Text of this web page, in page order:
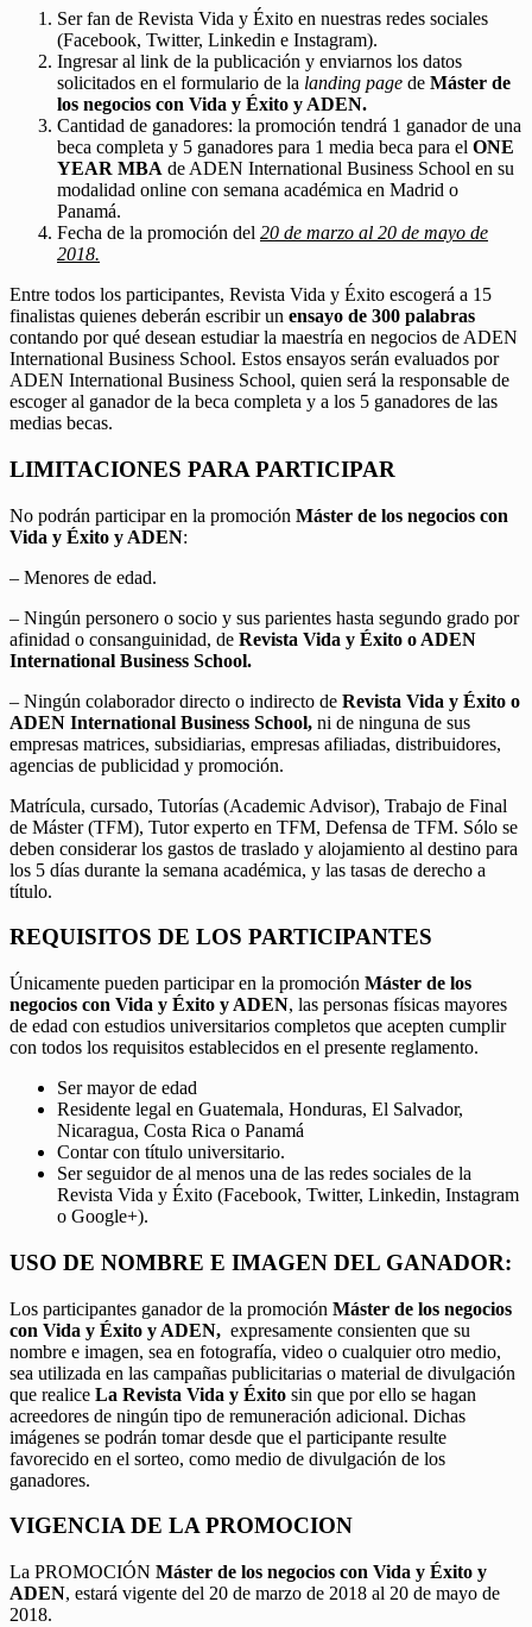
Ser fan de Revista Vida y Éxito en nuestras redes sociales
(Facebook, Twitter, Linkedin e Instagram).
Ingresar al link de la publicación y enviarnos los datos
solicitados en el formulario de la landing page de Máster de
los negocios con Vida y Éxito y ADEN.
Cantidad de ganadores: la promoción tendrá 1 ganador de una
beca completa y 5 ganadores para 1 media beca para el ONE
YEAR MBA de ADEN International Business School en su
modalidad online con semana académica en Madrid o
Panamá.
Fecha de la promoción del 20 de marzo al 20 de mayo de
2018.
Entre todos los participantes, Revista Vida y Éxito escogerá a 15
finalistas quienes deberán escribir un ensayo de 300 palabras
contando por qué desean estudiar la maestría en negocios de ADEN
International Business School. Estos ensayos serán evaluados por
ADEN International Business School, quien será la responsable de
escoger al ganador de la beca completa y a los 5 ganadores de las
medias becas.
LIMITACIONES PARA PARTICIPAR
No podrán participar en la promoción Máster de los negocios con
Vida y Éxito y ADEN:
– Menores de edad.
– Ningún personero o socio y sus parientes hasta segundo grado por
afinidad o consanguinidad, de Revista Vida y Éxito o ADEN
International Business School.
– Ningún colaborador directo o indirecto de Revista Vida y Éxito o
ADEN International Business School, ni de ninguna de sus
empresas matrices, subsidiarias, empresas afiliadas, distribuidores,
agencias de publicidad y promoción.
Matrícula, cursado, Tutorías (Academic Advisor), Trabajo de Final
de Máster (TFM), Tutor experto en TFM, Defensa de TFM. Sólo se
deben considerar los gastos de traslado y alojamiento al destino para
los 5 días durante la semana académica, y las tasas de derecho a
título.
REQUISITOS DE LOS PARTICIPANTES
Únicamente pueden participar en la promoción Máster de los
negocios con Vida y Éxito y ADEN, las personas físicas mayores
de edad con estudios universitarios completos que acepten cumplir
con todos los requisitos establecidos en el presente reglamento.
Ser mayor de edad
Residente legal en Guatemala, Honduras, El Salvador,
Nicaragua, Costa Rica o Panamá
Contar con título universitario.
Ser seguidor de al menos una de las redes sociales de la
Revista Vida y Éxito (Facebook, Twitter, Linkedin, Instagram
o Google+).
USO DE NOMBRE E IMAGEN DEL GANADOR:
Los participantes ganador de la promoción Máster de los negocios
con Vida y Éxito y ADEN, expresamente consienten que su
nombre e imagen, sea en fotografía, video o cualquier otro medio,
sea utilizada en las campañas publicitarias o material de divulgación
que realice La Revista Vida y Éxito sin que por ello se hagan
acreedores de ningún tipo de remuneración adicional. Dichas
imágenes se podrán tomar desde que el participante resulte
favorecido en el sorteo, como medio de divulgación de los
ganadores.
VIGENCIA DE LA PROMOCION
La PROMOCIÓN Máster de los negocios con Vida y Éxito y
ADEN, estará vigente del 20 de marzo de 2018 al 20 de mayo de
2018.